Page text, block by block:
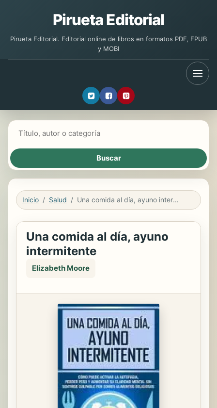
Pirueta Editorial
Pirueta Editorial. Editorial online de libros en formatos PDF, EPUB
y MOBI
Inicio Salud Una comida al día, ayuno intermitente
Una comida al día, ayuno
intermitente
Elizabeth Moore